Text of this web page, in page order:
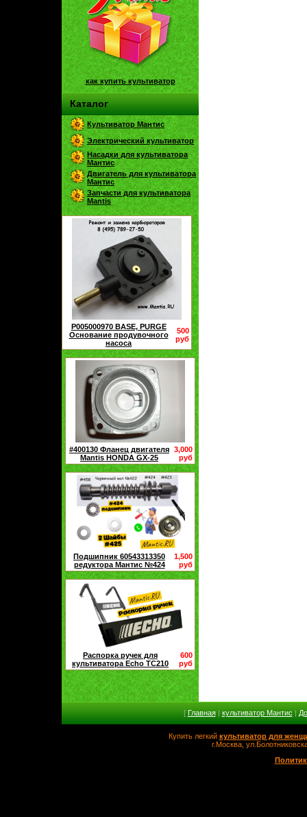
как купить культиватор
Каталог
Культиватор Мантис
Электрический культиватор
Насадки для культиватора
Мантис
Двигатель для культиватора
Мантис
Запчасти для культиватора
Mantis
P005000970 BASE, PURGE
Основание продувочного
насоса
500
руб
#400130 Фланец двигателя
Mantis HONDA GX-25
3,000
руб
Подшипник 60543313350
редуктора Мантис №424
1,500
руб
Распорка ручек для
культиватора Echo TC210
600
руб
[ Главная| культиватор Мантис |
Купить легкий культиватор для
г.Москва,